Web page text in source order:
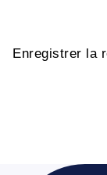
Enregistrer la